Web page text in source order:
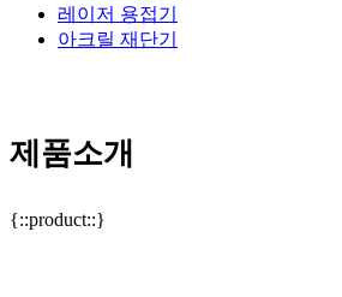
레이저 용접기
아크릴 재단기
제품소개
{::product::}